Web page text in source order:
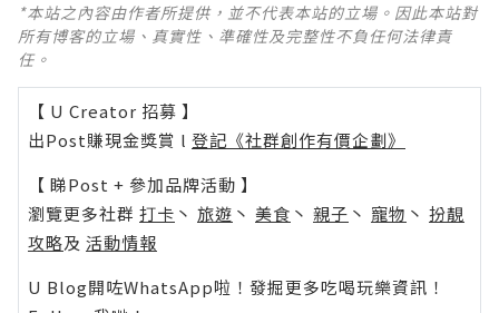
*本站之內容由作者所提供，並不代表本站的立場。因此本站對
所有博客的立場、真實性、準確性及完整性不負任何法律責
任。
【 U Creator 招募 】
出Post賺現金獎賞 l 登記《社群創作有價企劃》
【 睇Post + 參加品牌活動 】
瀏覽更多社群 打卡 丶 旅遊 丶 美食 丶 親子 丶 寵物 丶 扮靚
攻略及 活動情報
U Blog開咗WhatsApp啦！發掘更多吃喝玩樂資訊！